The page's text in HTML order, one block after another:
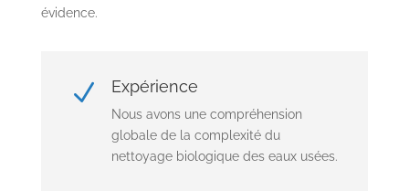
évidence.
N Expérience
Nous avons une compréhension
globale de la complexité du
nettoyage biologique des eaux usées.